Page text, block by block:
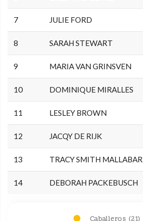
7 JULIE FORD
8 SARAH STEWART
9 MARIA VAN GRINSVEN
10 DOMINIQUE MIRALLES
11 LESLEY BROWN
12 JACQY DE RIJK
13 TRACY SMITH MALLABAR
14 DEBORAH PACKEBUSCH